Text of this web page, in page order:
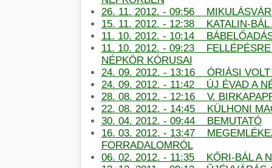
26. 11. 2012. - 09:56
15. 11. 2012. - 12:38 KATALIN-BÁL
11. 10. 2012. - 10:14
11. 10. 2012. - 09:23 FELLÉPÉSRE
NÉPKÖR KÓRUSAI
24. 09. 2012. - 13:16 ÓRIÁSI VOLT
24. 09. 2012. - 11:42 ÚJ ÉVAD A
28. 08. 2012. - 12:16 V.
22. 08. 2012. - 14:45 KÜLHONI
30. 04. 2012. - 09:44 BEMUTATÓ
16. 03. 2012. - 13:47
FORRADALOMRÓL
06. 02. 2012. - 11:35 KŐRI-BÁL A